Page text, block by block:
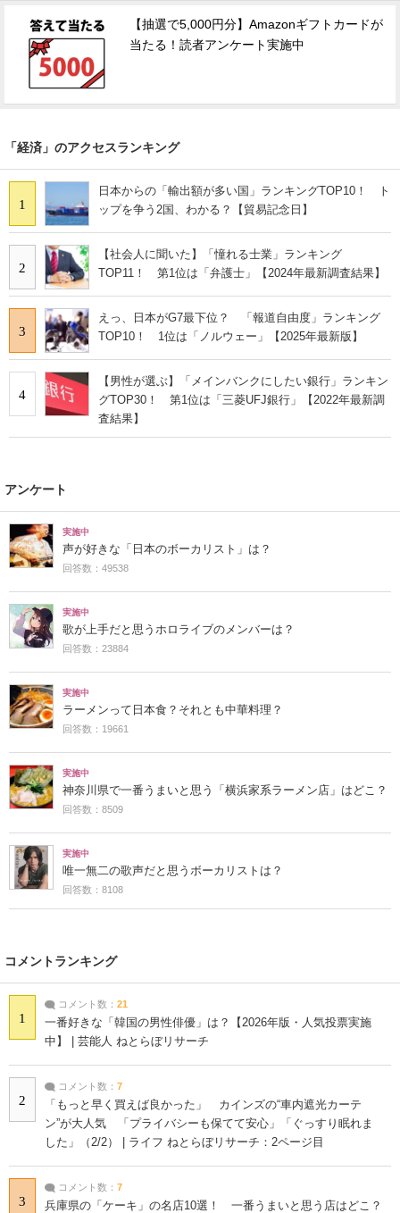
【抽選で5,000円分】Amazonギフトカードが
当たる！読者アンケート実施中
「経済」のアクセスランキング
1
日本からの「輸出額が多い国」ランキングTOP10！ ト
ップを争う2国、わかる？【貿易記念日】
2
【社会人に聞いた】「憧れる士業」ランキング
TOP11！ 第1位は「弁護士」【2024年最新調査結果】
3
えっ、日本がG7最下位？ 「報道自由度」ランキング
TOP10！ 1位は「ノルウェー」【2025年最新版】
4
【男性が選ぶ】「メインバンクにしたい銀行」ランキン
グTOP30！ 第1位は「三菱UFJ銀行」【2022年最新調
査結果】
アンケート
実施中
声が好きな「日本のボーカリスト」は？
回答数：49538
実施中
歌が上手だと思うホロライブのメンバーは？
回答数：23884
実施中
ラーメンって日本食？それとも中華料理？
回答数：19661
実施中
神奈川県で一番うまいと思う「横浜家系ラーメン店」はどこ？
回答数：8509
実施中
唯一無二の歌声だと思うボーカリストは？
回答数：8108
コメントランキング
1
コメント数： 21
一番好きな「韓国の男性俳優」は？【2026年版・人気投票実施
中】 | 芸能人 ねとらぼリサーチ
2
コメント数： 7
「もっと早く買えば良かった」 カインズの“車内遮光カーテ
ン”が大人気 「プライバシーも保てて安心」「ぐっすり眠れま
した」（2/2） | ライフ ねとらぼリサーチ：2ページ目
3
コメント数： 7
兵庫県の「ケーキ」の名店10選！ 一番うまいと思う店はどこ？